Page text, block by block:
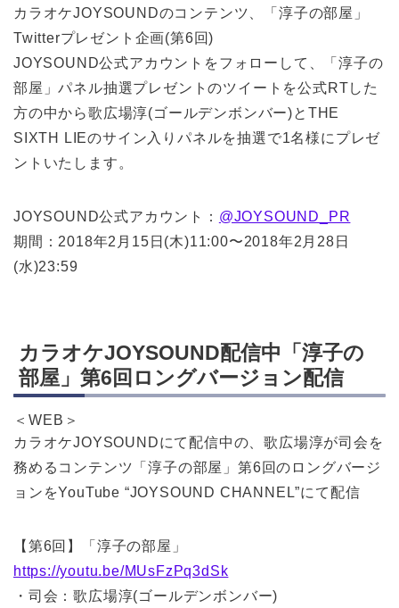
カラオケJOYSOUNDのコンテンツ、「淳子の部屋」
Twitterプレゼント企画(第6回)
JOYSOUND公式アカウントをフォローして、「淳子の
部屋」パネル抽選プレゼントのツイートを公式RTした
方の中から歌広場淳(ゴールデンボンバー)とTHE
SIXTH LIEのサイン入りパネルを抽選で1名様にプレゼ
ントいたします。
JOYSOUND公式アカウント： @JOYSOUND_PR
期間：2018年2月15日(木)11:00〜2018年2月28日
(水)23:59
カラオケJOYSOUND配信中「淳子の
部屋」第6回ロングバージョン配信
＜WEB＞
カラオケJOYSOUNDにて配信中の、歌広場淳が司会を
務めるコンテンツ「淳子の部屋」第6回のロングバージ
ョンをYouTube “JOYSOUND CHANNEL”にて配信
【第6回】「淳子の部屋」
https://youtu.be/MUsFzPq3dSk
・司会：歌広場淳(ゴールデンボンバー)